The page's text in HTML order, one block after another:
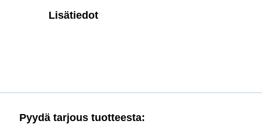
Lisätiedot
Pyydä tarjous tuotteesta: